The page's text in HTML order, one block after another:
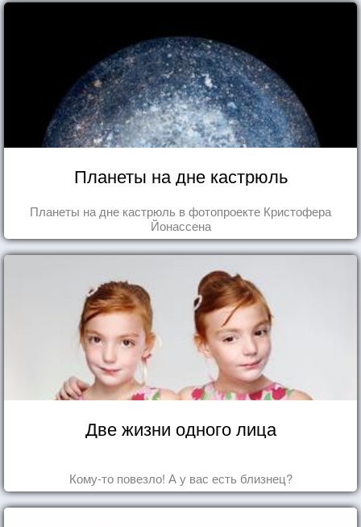
Планеты на дне кастрюль
Планеты на дне кастрюль в фотопроекте Кристофера
Йонассена
Две жизни одного лица
Кому-то повезло! А у вас есть близнец?